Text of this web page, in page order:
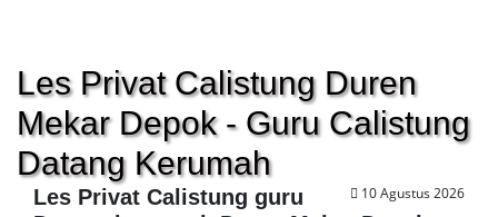
Les Privat Calistung Duren
Mekar Depok - Guru Calistung
Datang Kerumah
10 Agustus 2026
Les Privat Calistung guru